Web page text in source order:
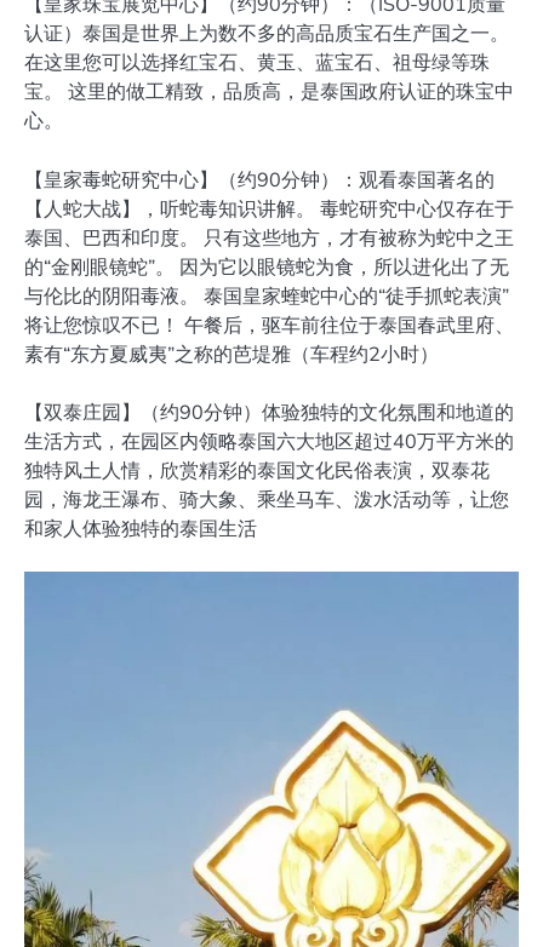
认证）泰国是世界上为数不多的高品质宝石生产国之一。
在这里您可以选择红宝石、黄玉、蓝宝石、祖母绿等珠
宝。 这里的做工精致，品质高，是泰国政府认证的珠宝中
心。
【皇家毒蛇研究中心】（约90分钟）：观看泰国著名的
【人蛇大战】，听蛇毒知识讲解。 毒蛇研究中心仅存在于
泰国、巴西和印度。 只有这些地方，才有被称为蛇中之王
的“金刚眼镜蛇”。 因为它以眼镜蛇为食，所以进化出了无
与伦比的阴阳毒液。 泰国皇家蝰蛇中心的“徒手抓蛇表演”
将让您惊叹不已！ 午餐后，驱车前往位于泰国春武里府、
素有“东方夏威夷”之称的芭堤雅（车程约2小时）
【双泰庄园】（约90分钟）体验独特的文化氛围和地道的
生活方式，在园区内领略泰国六大地区超过40万平方米的
独特风土人情，欣赏精彩的泰国文化民俗表演，双泰花
园，海龙王瀑布、骑大象、乘坐马车、泼水活动等，让您
和家人体验独特的泰国生活